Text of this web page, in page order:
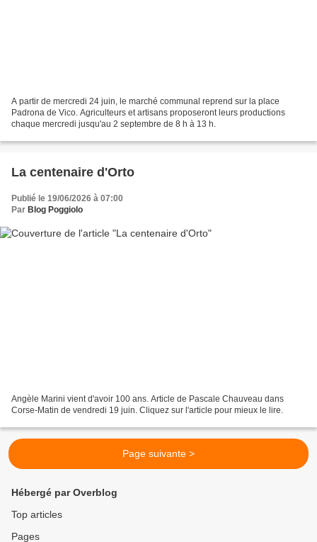
A partir de mercredi 24 juin, le marché communal reprend sur la place
Padrona de Vico. Agriculteurs et artisans proposeront leurs productions
chaque mercredi jusqu'au 2 septembre de 8 h à 13 h.
La centenaire d'Orto
Publié le 19/06/2026 à 07:00
Par Blog Poggiolo
Angèle Marini vient d'avoir 100 ans. Article de Pascale Chauveau dans
Corse-Matin de vendredi 19 juin. Cliquez sur l'article pour mieux le lire.
Page suivante >
Hébergé par Overblog
Top articles
Pages